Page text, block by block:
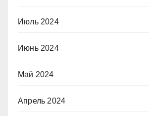
Июль 2024
Июнь 2024
Май 2024
Апрель 2024